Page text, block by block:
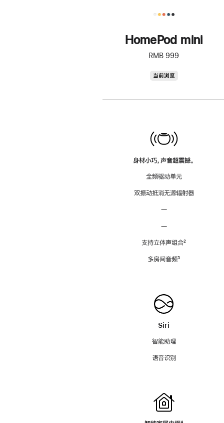
HomePod mini
RMB 999
当前浏览
身材小巧，声音超震撼。
全频驱动单元
双振动抵消无源辐射器
—
—
支持立体声组合脚
²
多房间音频脚
³
Siri
智能助理
语音识别